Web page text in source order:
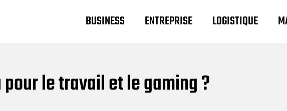
BUSINESS ENTREPRISE LOGISTIQUE
le travail et le gaming ?